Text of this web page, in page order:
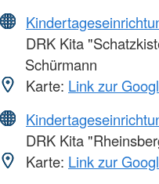
DRK Kita
Schürmann
Karte: Link zur
DRK Kita
Karte: Link zur